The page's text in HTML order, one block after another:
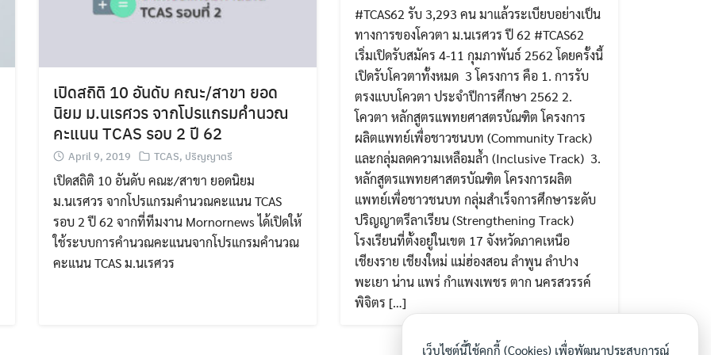
Search
เปิดสถิติ 10 อันดับ คณะ/สาขา ยอด
นิยม ม.นเรศวร จากโปรแกรมคำนวณ
คะแนน TCAS รอบ 2 ปี 62
April 9, 2019 TCAS, ปริญญาตรี
เปิดสถิติ 10 อันดับ คณะ/สาขา ยอดนิยม
ม.นเรศวร จากโปรแกรมคำนวณคะแนน TCAS
รอบ 2 ปี 62 จากที่ทีมงาน Mornornews ได้เปิดให้
ใช้ระบบการคำนวณคะแนนจากโปรแกรมคำนวณ
คะแนน TCAS ม.นเรศวร
#TCAS62 รับ 3,293 คน มาแล้วระเบียบอย่างเป็น
ทางการของโควตา ม.นเรศวร ปี 62 #TCAS62
เริ่มเปิดรับสมัคร 4-11 กุมภาพันธ์ 2562 โดยครั้งนี้
เปิดรับโควตาทั้งหมด 3 โครงการ คือ 1. การรับ
ตรงแบบโควตา ประจำปีการศึกษา 2562 2.
โควตา หลักสูตรแพทยศาสตรบัณฑิต โครงการ
ผลิตแพทย์เพื่อชาวชนบท (Community Track)
และกลุ่มลดความเหลือมล้ำ (Inclusive Track) 3.
หลักสูตรแพทยศาสตรบัณฑิต โครงการผลิต
แพทย์เพื่อชาวชนบท กลุ่มสำเร็จการศึกษาระดับ
ปริญญาตรีลาเรียน (Strengthening Track)
โรงเรียนที่ตั้งอยู่ในเขต 17 จังหวัดภาคเหนือ
เชียงราย เชียงใหม่ แม่ฮ่องสอน ลำพูน ลำปาง
พะเยา น่าน แพร่ กำแพงเพชร ตาก นครสวรรค์
พิจิตร […]
เว็บไซต์นี้ใช้คุกกี้ (Cookies) เพื่อพัฒนาประสบการณ์